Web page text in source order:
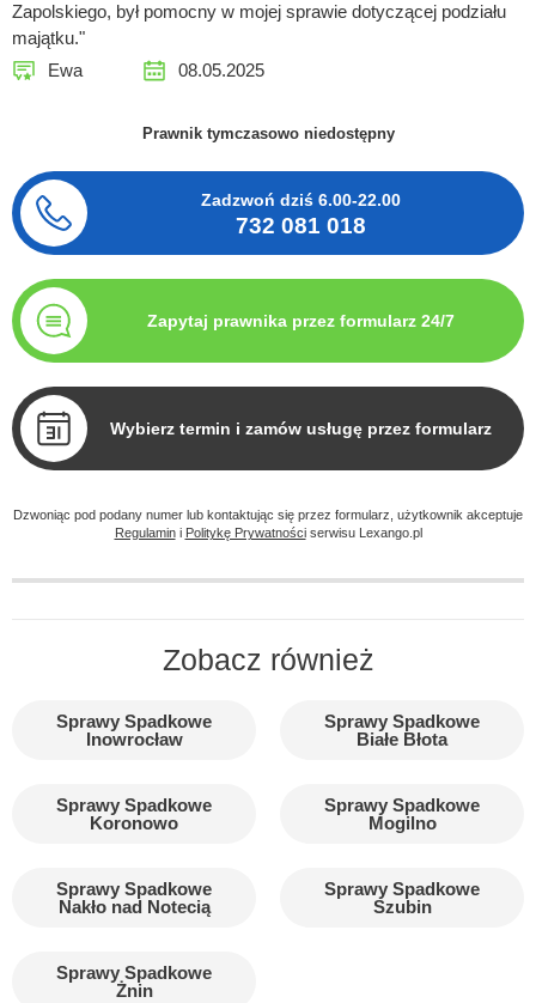
Zapolskiego, był pomocny w mojej sprawie dotyczącej podziału
majątku."
Ewa
08.05.2025
Prawnik tymczasowo niedostępny
Zadzwoń dziś 6.00-22.00
732 081 018
Zapytaj prawnika przez formularz 24/7
Wybierz termin i zamów usługę przez formularz
Dzwoniąc pod podany numer lub kontaktując się przez formularz, użytkownik akceptuje
Regulamini Politykę Prywatnościserwisu Lexango.pl
Zobacz również
Sprawy Spadkowe
Inowrocław
Sprawy Spadkowe
Białe Błota
Sprawy Spadkowe
Koronowo
Sprawy Spadkowe
Mogilno
Sprawy Spadkowe
Nakło nad Notecią
Sprawy Spadkowe
Szubin
Sprawy Spadkowe
Żnin